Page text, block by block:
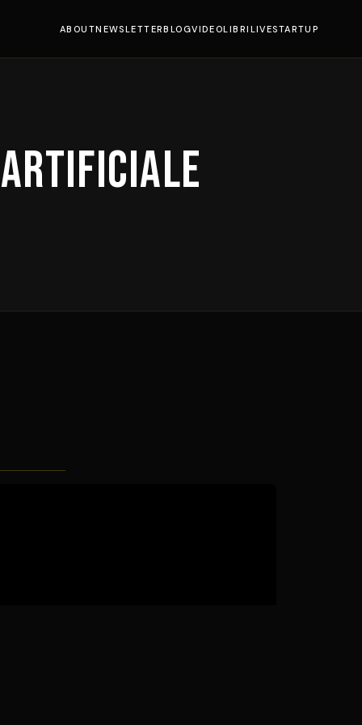
ABOUTNEWSLETTERBLOGVIDEOLIBRI LIVESTARTUP
Artificiale